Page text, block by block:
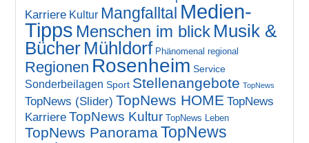
Karriere Kultur Mangfalltal Medien-
Tipps Menschen im blick Musik &
Bücher Mühldorf Phänomenal regional
Regionen Rosenheim Service
Sonderbeilagen Sport Stellenangebote TopNews
TopNews (Slider) TopNews HOME TopNews
Karriere TopNews Kultur TopNews Leben
TopNews PanoramaTopNews